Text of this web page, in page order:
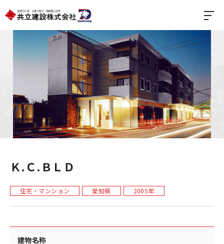
Ｋ.Ｃ.ＢＬＤ
住宅・マンション 愛知県 2005年
建物名称